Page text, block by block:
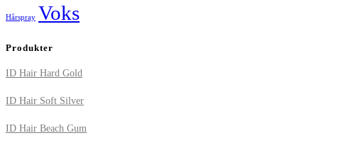
Hårspray Voks
Produkter
ID Hair Hard Gold
ID Hair Soft Silver
ID Hair Beach Gum